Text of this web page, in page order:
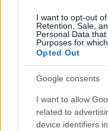
I want to opt-out
Retention, Sale,
Personal Data
Purposes for
Opted Out
Google consents
I want to allow
related to
device identifiers